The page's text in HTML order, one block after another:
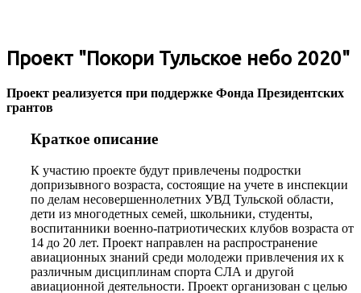
Проект "Покори Тульское небо 2020"
Проект реализуется при поддержке Фонда Президентских
грантов
Краткое описание
К участию проекте будут привлечены подростки
допризывного возраста, состоящие на учете в инспекции
по делам несовершеннолетних УВД Тульской области,
дети из многодетных семей, школьники, студенты,
воспитанники военно-патриотических клубов возраста от
14 до 20 лет. Проект направлен на распространение
авиационных знаний среди молодежи привлечения их к
различным дисциплинам спорта СЛА и другой
авиационной деятельности. Проект организован с целью